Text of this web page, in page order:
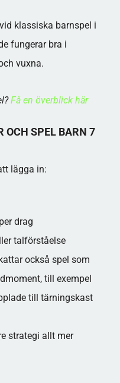
klassiska barnspel i
fungerar bra i
vuxna.​
Få en överblick här
OCH SPEL BARN 7
lägga in:
drag
talförståelse​
också spel som
till exempel
till tärningskast
strategi allt mer